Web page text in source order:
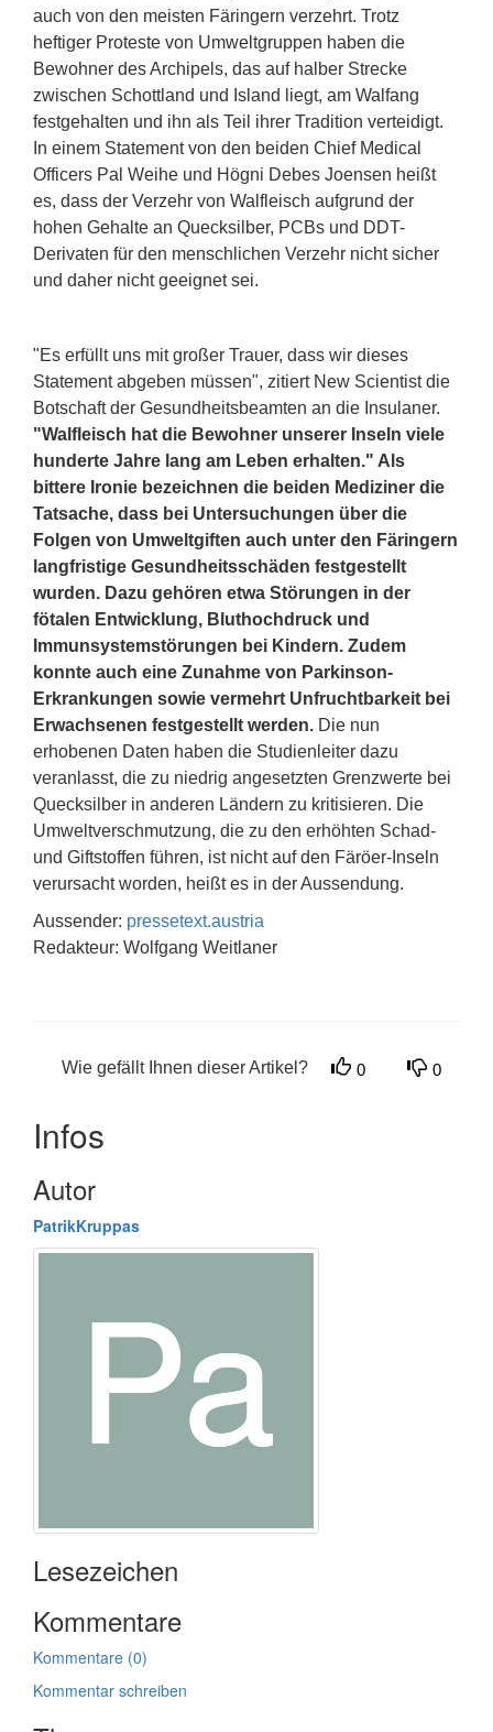
auch von den meisten Färingern verzehrt. Trotz
heftiger Proteste von Umweltgruppen haben die
Bewohner des Archipels, das auf halber Strecke
zwischen Schottland und Island liegt, am Walfang
festgehalten und ihn als Teil ihrer Tradition verteidigt.
In einem Statement von den beiden Chief Medical
Officers Pal Weihe und Högni Debes Joensen heißt
es, dass der Verzehr von Walfleisch aufgrund der
hohen Gehalte an Quecksilber, PCBs und DDT-
Derivaten für den menschlichen Verzehr nicht sicher
und daher nicht geeignet sei.
"Es erfüllt uns mit großer Trauer, dass wir dieses
Statement abgeben müssen", zitiert New Scientist die
Botschaft der Gesundheitsbeamten an die Insulaner.
"Walfleisch hat die Bewohner unserer Inseln viele
hunderte Jahre lang am Leben erhalten." Als
bittere Ironie bezeichnen die beiden Mediziner die
Tatsache, dass bei Untersuchungen über die
Folgen von Umweltgiften auch unter den Färingern
langfristige Gesundheitsschäden festgestellt
wurden. Dazu gehören etwa Störungen in der
fötalen Entwicklung, Bluthochdruck und
Immunsystemstörungen bei Kindern. Zudem
konnte auch eine Zunahme von Parkinson-
Erkrankungen sowie vermehrt Unfruchtbarkeit bei
Erwachsenen festgestellt werden. Die nun
erhobenen Daten haben die Studienleiter dazu
veranlasst, die zu niedrig angesetzten Grenzwerte bei
Quecksilber in anderen Ländern zu kritisieren. Die
Umweltverschmutzung, die zu den erhöhten Schad-
und Giftstoffen führen, ist nicht auf den Färöer-Inseln
verursacht worden, heißt es in der Aussendung.
Aussender: pressetext.austria
Redakteur: Wolfgang Weitlaner
Wie gefällt Ihnen dieser Artikel? 0 0
Infos
Autor
PatrikKruppas
Lesezeichen
Kommentare
Kommentare (0)
Kommentar schreiben